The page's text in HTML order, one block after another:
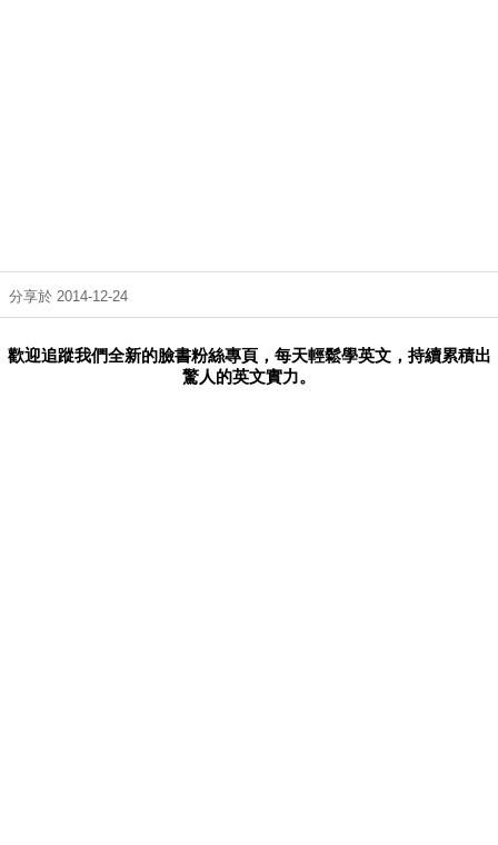
分享於 2014-12-24
歡迎追蹤我們全新的臉書粉絲專頁，每天輕鬆學英文，持續累積出
驚人的英文實力。